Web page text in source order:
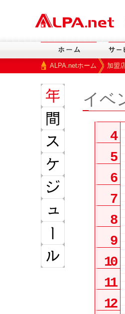
ALPA.netホーム
加盟
イベ
4
5
6
7
8
9
10
11
12